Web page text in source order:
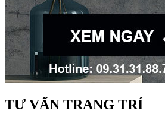
TƯ VẤN TRANG TRÍ